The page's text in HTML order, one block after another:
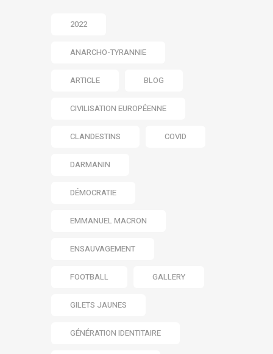
2022
ANARCHO-TYRANNIE
ARTICLE BLOG
CIVILISATION EUROPÉENNE
CLANDESTINS COVID
DARMANIN
DÉMOCRATIE
EMMANUEL MACRON
ENSAUVAGEMENT
FOOTBALL GALLERY
GILETS JAUNES
GÉNÉRATION IDENTITAIRE